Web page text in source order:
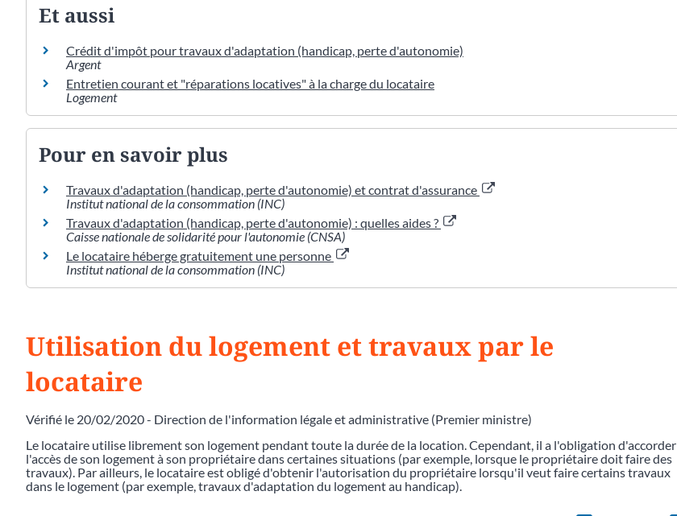
Et aussi
Crédit d'impôt pour travaux d'adaptation (handicap, perte d'autonomie)
Argent
Entretien courant et "réparations locatives" à la charge du locataire
Logement
Pour en savoir plus
Travaux d'adaptation (handicap, perte d'autonomie) et contrat d'assurance
Institut national de la consommation (INC)
Travaux d'adaptation (handicap, perte d'autonomie) : quelles aides ?
Caisse nationale de solidarité pour l'autonomie (CNSA)
Le locataire héberge gratuitement une personne
Institut national de la consommation (INC)
Utilisation du logement et travaux par le
locataire
Vérifié le 20/02/2020 - Direction de l'information légale et administrative (Premier ministre)
Le locataire utilise librement son logement pendant toute la durée de la location. Cependant, il a l'obligation d'accorder
l'accès de son logement à son propriétaire dans certaines situations (par exemple, lorsque le propriétaire doit faire des
travaux). Par ailleurs, le locataire est obligé d'obtenir l'autorisation du propriétaire lorsqu'il veut faire certains travaux
dans le logement (par exemple, travaux d'adaptation du logement au handicap).